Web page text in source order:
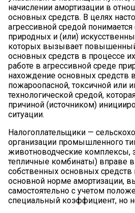
начислении амортизации в
основных средств. В целях
агрессивной средой понимается
природных и (или)
которых вызывает повышенный
основных средств в процессе
работе в агрессивной среде
нахождение основных средств
пожароопасной, токсичной или
технологической средой,
причиной (источником)
ситуации.
Налогоплательщики —
организации промышленного
животноводческие комплексы,
тепличные комбинаты) вправе
собственных основных средств
основной норме амортизации,
самостоятельно с учетом
специальный коэффициент, но